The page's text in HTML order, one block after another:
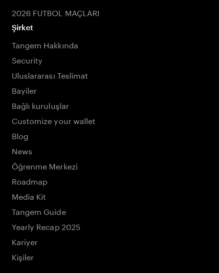
2026 FUTBOL MAÇLARI
Şirket
Tangem Hakkında
Security
Uluslararası Teslimat
Bayiler
Bağlı kuruluşlar
Customize your wallet
Blog
News
Öğrenme Merkezi
Roadmap
Media Kit
Tangem Guide
Yearly Recap 2025
Kariyer
Kişiler